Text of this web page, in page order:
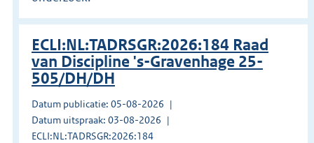
ECLI:NL:TADRSGR:2026:184 Raad
van Discipline 's-Gravenhage 25-
505/DH/DH
Datum publicatie: 05-08-2026
Datum uitspraak: 03-08-2026
ECLI:NL:TADRSGR:2026:184